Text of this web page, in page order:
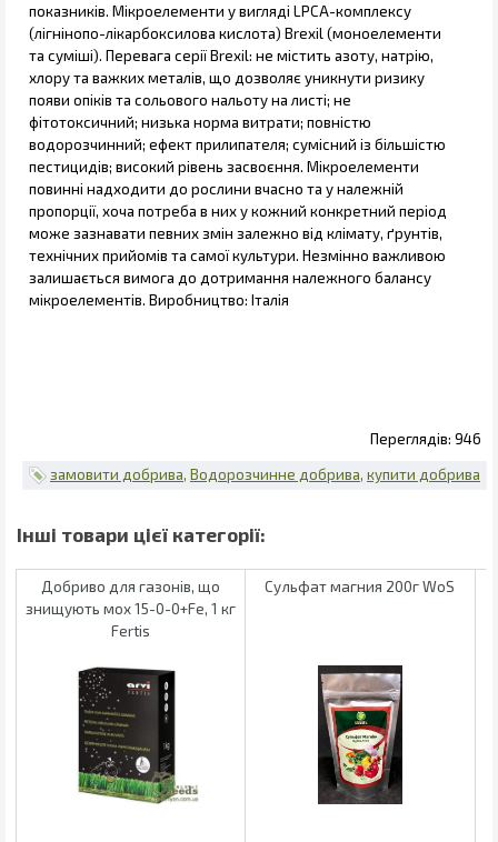
показників. Мікроелементи у вигляді LPCA-комплексу
(лігнінопо-лікарбоксилова кислота) Brexil (моноелементи
та суміші). Перевага серії Brexil: не містить азоту, натрію,
хлору та важких металів, що дозволяє уникнути ризику
появи опіків та сольового нальоту на листі; не
фітотоксичний; низька норма витрати; повністю
водорозчинний; ефект прилипателя; сумісний із більшістю
пестицидів; високий рівень засвоєння. Мікроелементи
повинні надходити до рослини вчасно та у належній
пропорції, хоча потреба в них у кожний конкретний період
може зазнавати певних змін залежно від клімату, ґрунтів,
технічних прийомів та самої культури. Незмінно важливою
залишається вимога до дотримання належного балансу
мікроелементів. Виробництво: Італія
946
замовити добрива Водорозчинне добрива купити добрива
Добриво для газонів, що
знищують мох 15-0-0+Fe, 1 кг
Fertis
Сульфат магния 200г WoS